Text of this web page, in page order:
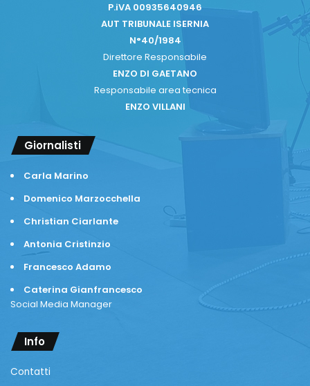
P.iVA 00935640946
AUT TRIBUNALE ISERNIA
N°40/1984
Direttore Responsabile
ENZO DI GAETANO
Responsabile area tecnica
ENZO VILLANI
Giornalisti
Carla Marino
Domenico Marzocchella
Christian Ciarlante
Antonia Cristinzio
Francesco Adamo
Caterina Gianfrancesco
Social Media Manager
Info
Contatti